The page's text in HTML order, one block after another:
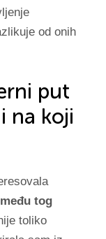
od onih
put
na koji
tog
toliko